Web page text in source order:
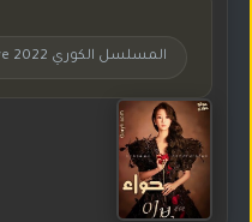
المسلسل الكوري 2022 Eve مترجم